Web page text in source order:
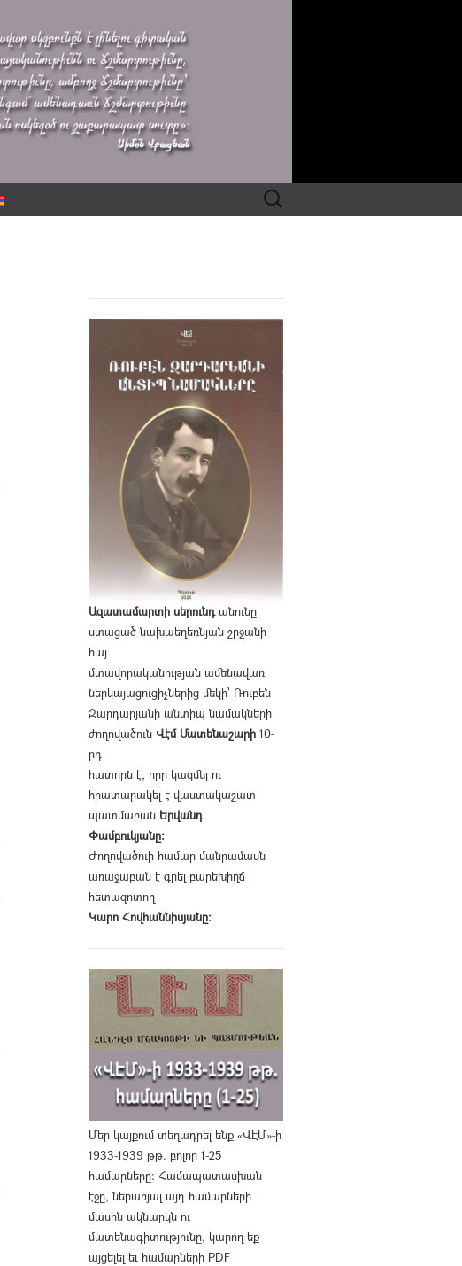
Search
for:
Ազատամարտի սերունդանունը
ստացած նախաեղեռնյան շրջանի
հայ
մտավորականության ամենավառ
ներկայացուցիչներից մեկի՝ Ռուբեն
Զարդարյանի անտիպ նամակների
ժողովածուն Վէմ Մատենաշարի 10-
րդ
հատորն է, որը կազմել ու
հրատարակել է վաստակաշատ
պատմաբան Երվանդ
Փամբուկյանը։
Ժողովածուի համար մանրամասն
առաջաբան է գրել բարեխիղճ
հետազոտող
Կարո Հովհաննիսյանը։
Մեր կայքում տեղադրել ենք «ՎԷՄ»-ի
1933-1939 թթ. բոլոր 1-25
համարները։ Համապատասխան
էջը, ներառյալ այդ համարների
մասին ակնարկն ու
մատենագիտությունը, կարող եք
այցելել եւ համարների PDF